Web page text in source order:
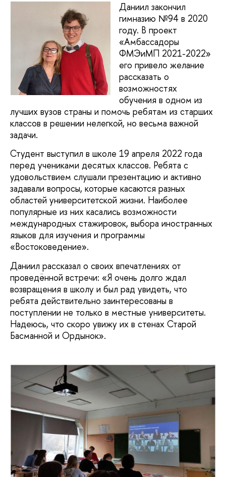
Даниил закончил
гимназию №94 в 2020
году. В проект
«Амбассадоры
ФМЭиМП 2021-2022»
его привело желание
рассказать о
возможностях
обучения в одном из
лучших вузов страны и помочь ребятам из старших
классов в решении нелегкой, но весьма важной
задачи.
Студент выступил в школе 19 апреля 2022 года
перед учениками десятых классов. Ребята с
удовольствием слушали презентацию и активно
задавали вопросы, которые касаются разных
областей университетской жизни. Наиболее
популярные из них касались возможности
международных стажировок, выбора иностранных
языков для изучения и программы
«Востоковедение».
Даниил рассказал о своих впечатлениях от
проведённой встречи: «Я очень долго ждал
возвращения в школу и был рад увидеть, что
ребята действительно заинтересованы в
поступлении не только в местные университеты.
Надеюсь, что скоро увижу их в стенах Старой
Басманной и Ордынок».